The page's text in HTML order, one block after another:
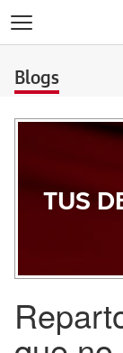
Blogs
TUS